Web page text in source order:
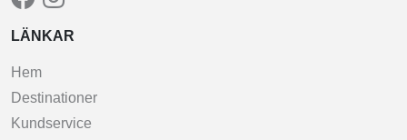
LÄNKAR
Hem
Destinationer
Kundservice